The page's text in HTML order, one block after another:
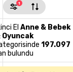
1
El Anne & Bebek
Oyuncak
197.097
bulundu